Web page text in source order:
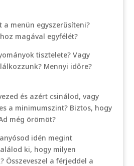
a menün egyszerűsíteni?
magával egyfélét?
tisztelete? Vagy
Mennyi időre?
és azért csinálod, vagy
a minimumszint? Biztos, hogy
még örömöt?
idén megint
ki, hogy milyen
Összeveszel a férjeddel a